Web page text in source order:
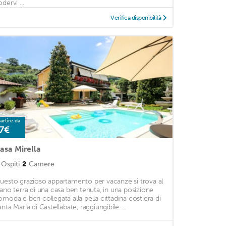
...
Verifica disponibilità
da
Mirella
Ospiti 2 Camere
grazioso appartamento per vacanze si trova al
terra di una casa ben tenuta, in una posizione
e ben collegata alla bella cittadina costiera di
Maria di Castellabate, raggiungibile ...